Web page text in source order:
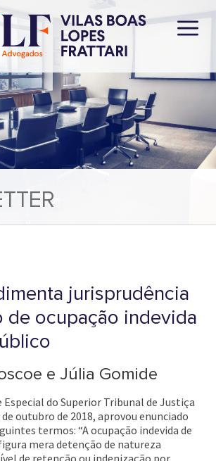
jurisprudência
de ocupação indevida
e Júlia Gomide
Especial do Superior Tribunal de Justiça
de outubro de 2018, aprovou enunciado
termos: “A ocupação indevida de
mera detenção de natureza
de retenção ou indenização por